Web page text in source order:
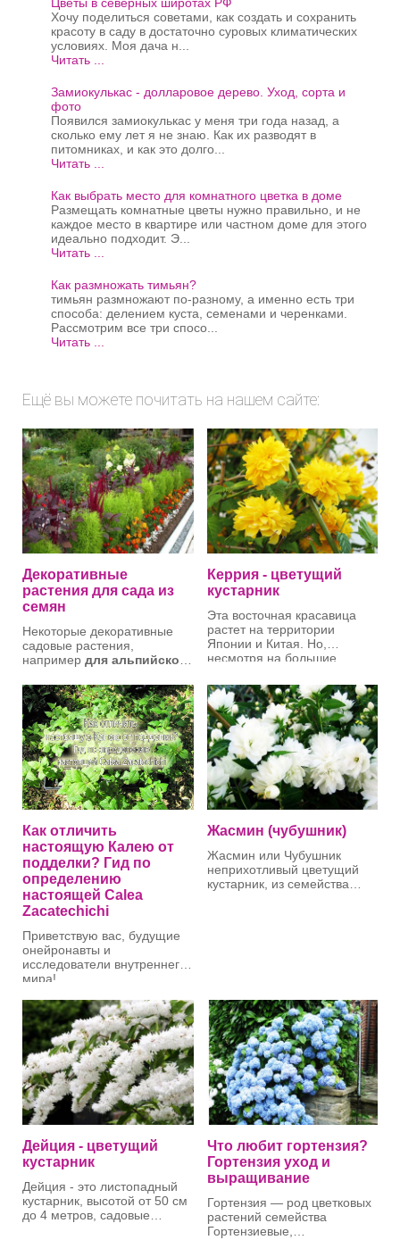
Хочу поделиться советами, как создать и сохранить
красоту в саду в достаточно суровых климатических
условиях. Моя дача н...
Читать ...
Замиокулькас - долларовое дерево. Уход, сорта и
фото
Появился замиокулькас у меня три года назад, а
сколько ему лет я не знаю. Как их разводят в
питомниках, и как это долго...
Читать ...
Как выбрать место для комнатного цветка в доме
Размещать комнатные цветы нужно правильно, и не
каждое место в квартире или частном доме для этого
идеально подходит. Э...
Читать ...
Как размножать тимьян?
тимьян размножают по-разному, а именно есть три
способа: делением куста, семенами и черенками.
Рассмотрим все три спосо...
Читать ...
Ещё вы можете почитать на нашем сайте:
Декоративные
растения для сада из
семян
Некоторые декоративные
садовые растения,
например для альпийской
кустарникиможно
вырастить самим, из семян.
Назовём его "Лесной
уголок". Ассортимент семян
растений для сада мы вам
представляем. Мы
предлагаем вам таблицу.
Описание растений,
требовательность к свету,
Керрия - цветущий
кустарник
Эта восточная красавица
растет на территории
Японии и Китая. Но,
несмотря на большие
стран, она прекрасно себя
чувствует на просторах
России и демонстрирует
хорошую устойчивость к
холодам. Прекрасная
незнакомка относится к
семейству розоцветных.
Керрия - листопадный
кустарник из семейства
розоцветных. Керрия
происходит из лесов и
гористых местностей
Японии и юго-западного
Китая.
Как отличить
настоящую Калею от
подделки? Гид по
определению
настоящей Calea
Zacatechichi
Приветствую вас, будущие
онейронавты и
исследователи внутреннего
мира!
Если вы читаете эту статью,
значит, вы решились на
удивительный эксперимент
— вырастить легендарную
«Траву сновидений» (Calea
zacatechichi) у себя дома.
Это похвальное желание.
Но на этом пути новичков
подстерегает одна большая
ловушка, в которую
попадают 8 из 10
начинающих гроверов.
Жасмин (чубушник)
Жасмин или Чубушник
неприхотливый цветущий
кустарник, из семейства
конечно предпочитает
плодородную хорошо
дренированную почву.
Дейция - цветущий
кустарник
Дейция - это листопадный
кустарник, высотой от 50 см
до 4 метров, садовые
Что любит гортензия?
Гортензия уход и
выращивание
Гортензия — род цветковых
растений семейства
Гортензиевые,